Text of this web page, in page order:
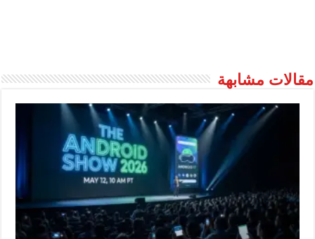
مقالات مشابهة